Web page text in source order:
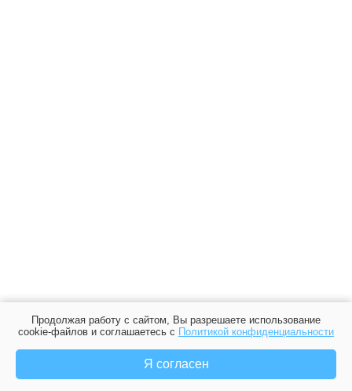
Продолжая работу с сайтом, Вы разрешаете использование
cookie-файлов и соглашаетесь с Политикой конфиденциальности
Я согласен